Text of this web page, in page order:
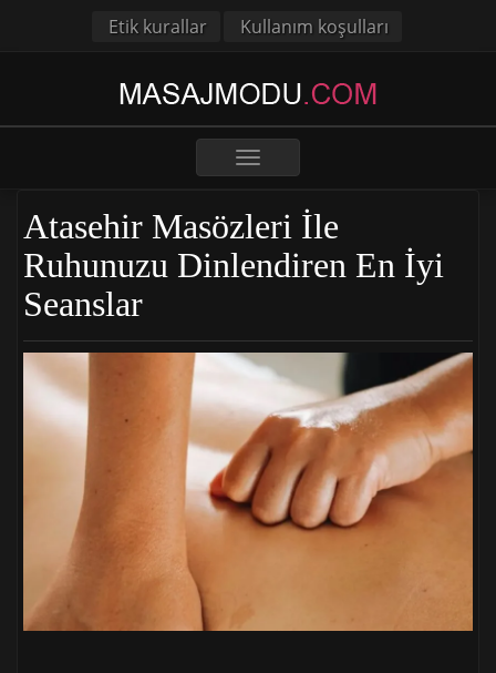
Etik kurallar Kullanım koşulları
Toggle
Atasehir Masözleri İle
Ruhunuzu Dinlendiren En İyi
Seanslar